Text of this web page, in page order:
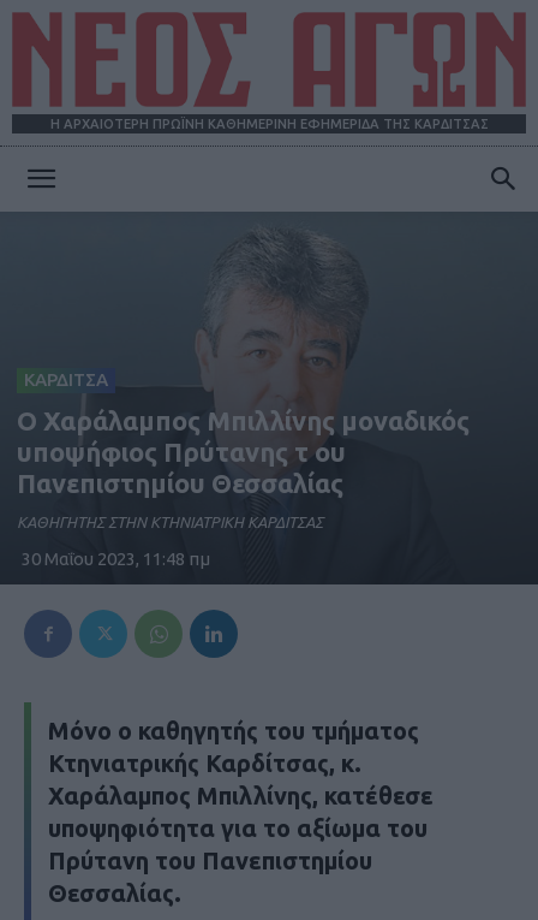
Η ΑΡΧΑΙΟΤΕΡΗ ΠΡΩΪΝΗ ΚΑΘΗΜΕΡΙΝΗ ΕΦΗΜΕΡΙΔΑ ΤΗΣ ΚΑΡΔΙΤΣΑΣ
ΑΓΩΝ
ΚΑΡΔΙΤΣΑ
Ο Χαράλαμπος Μπιλλίνης μοναδικός
υποψήφιος Πρύτανης τ ου
Πανεπιστημίου Θεσσαλίας
ΚΑΘΗΓΗΤΗΣ ΣΤΗΝ ΚΤΗΝΙΑΤΡΙΚΗ ΚΑΡΔΙΤΣΑΣ
30 Μαΐου 2023, 11:48 πμ
Mόνο ο καθηγητής του τμήματος
Κτηνιατρικής Καρδίτσας, κ.
Χαράλαμπος Μπιλλίνης, κατέθεσε
υποψηφιότητα για το αξίωμα του
Πρύτανη του Πανεπιστημίου
Θεσσαλίας.